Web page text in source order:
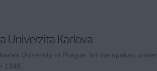
Univerzita Karlova
University of Prague. Ini merupakan
1348.